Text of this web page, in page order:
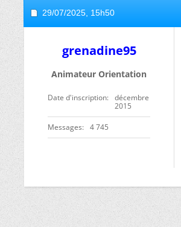
29/07/2025, 15h50
grenadine95
Animateur Orientation
Date d'inscription
décembre
2015
Messages 4 745